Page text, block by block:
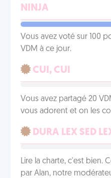
NINJA
Vous avez voté sur 100
VDM à ce jour.
CUI, CUI
Vous avez partagé 20
vous adorent et on les
DURA LEX SED
Lire la charte, c'est bien.
par Alan, notre